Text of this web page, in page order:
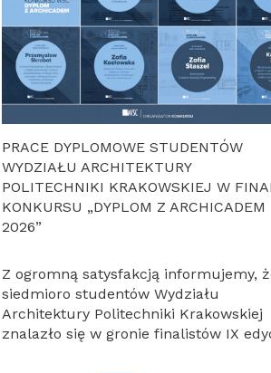
PRACE DYPLOMOWE STUDENTÓW
WYDZIAŁU ARCHITEKTURY
POLITECHNIKI KRAKOWSKIEJ W
KONKURSU „DYPLOM Z ARCHICADEM
2026”
Z ogromną satysfakcją informujemy,
siedmioro studentów Wydziału
Architektury Politechniki Krakowskiej
znalazło się w gronie finalistów IX